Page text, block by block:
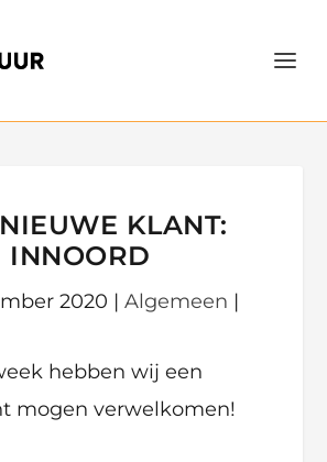
KLANT:
INNOORD
2020 | Algemeen |
hebben wij een
mogen verwelkomen!